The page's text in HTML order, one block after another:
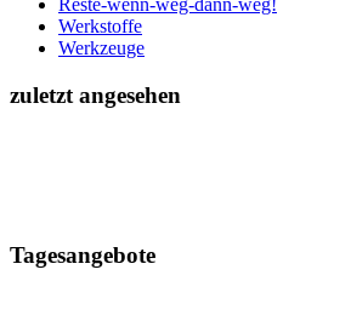
Reste-wenn-weg-dann-weg!
Werkstoffe
Werkzeuge
zuletzt angesehen
Tagesangebote